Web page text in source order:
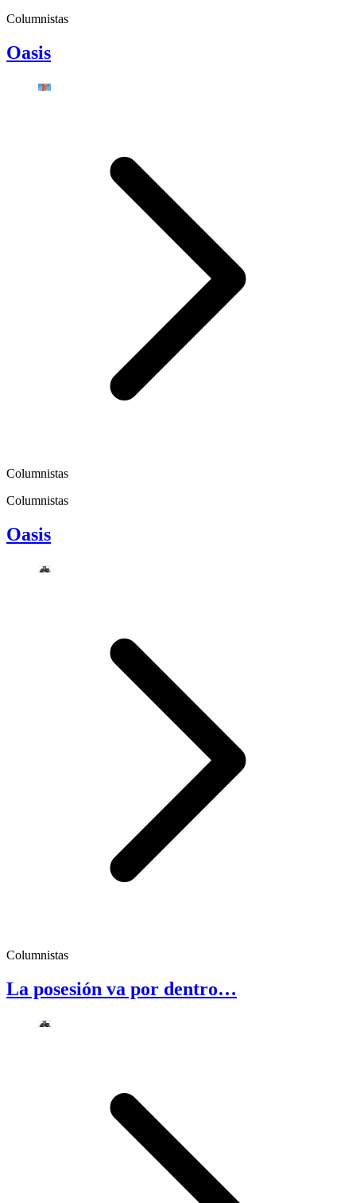
Columnistas
Oasis
Columnistas
Columnistas
Oasis
Columnistas
La posesión va por dentro…